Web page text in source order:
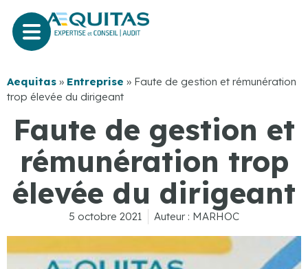
Aequitas » Entreprise » Faute de gestion et rémunération
trop élevée du dirigeant
Faute de gestion et
rémunération trop
élevée du dirigeant
5 octobre 2021 Auteur : MARHOC